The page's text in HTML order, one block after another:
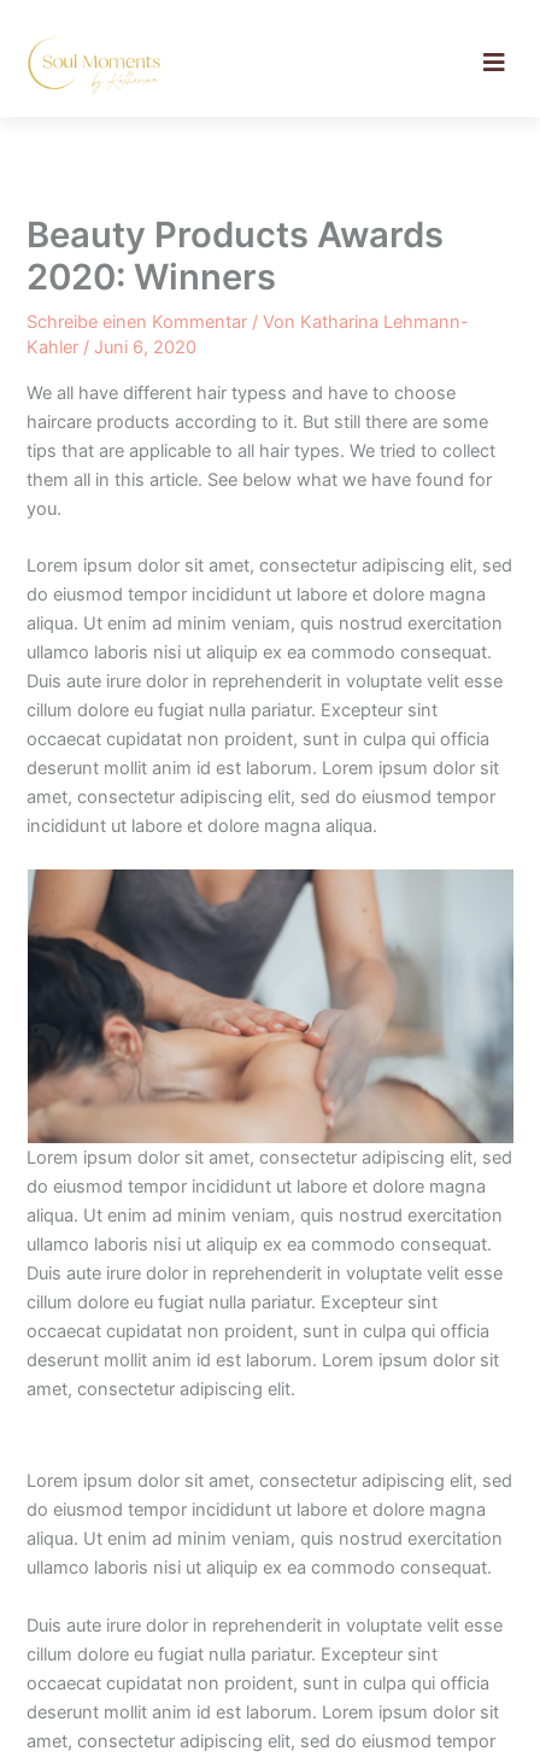
Inhalt
springen
Beauty Products Awards
2020: Winners
Schreibe einen Kommentar / Von Katharina Lehmann-
Kahler / Juni 6, 2020
We all have different hair typess and have to choose
haircare products according to it. But still there are some
tips that are applicable to all hair types. We tried to collect
them all in this article. See below what we have found for
you.
Lorem ipsum dolor sit amet, consectetur adipiscing elit, sed
do eiusmod tempor incididunt ut labore et dolore magna
aliqua. Ut enim ad minim veniam, quis nostrud exercitation
ullamco laboris nisi ut aliquip ex ea commodo consequat.
Duis aute irure dolor in reprehenderit in voluptate velit esse
cillum dolore eu fugiat nulla pariatur. Excepteur sint
occaecat cupidatat non proident, sunt in culpa qui officia
deserunt mollit anim id est laborum. Lorem ipsum dolor sit
amet, consectetur adipiscing elit, sed do eiusmod tempor
incididunt ut labore et dolore magna aliqua.
Lorem ipsum dolor sit amet, consectetur adipiscing elit, sed
do eiusmod tempor incididunt ut labore et dolore magna
aliqua. Ut enim ad minim veniam, quis nostrud exercitation
ullamco laboris nisi ut aliquip ex ea commodo consequat.
Duis aute irure dolor in reprehenderit in voluptate velit esse
cillum dolore eu fugiat nulla pariatur. Excepteur sint
occaecat cupidatat non proident, sunt in culpa qui officia
deserunt mollit anim id est laborum. Lorem ipsum dolor sit
amet, consectetur adipiscing elit.
Lorem ipsum dolor sit amet, consectetur adipiscing elit, sed
do eiusmod tempor incididunt ut labore et dolore magna
aliqua. Ut enim ad minim veniam, quis nostrud exercitation
ullamco laboris nisi ut aliquip ex ea commodo consequat.
Duis aute irure dolor in reprehenderit in voluptate velit esse
cillum dolore eu fugiat nulla pariatur. Excepteur sint
occaecat cupidatat non proident, sunt in culpa qui officia
deserunt mollit anim id est laborum. Lorem ipsum dolor sit
amet, consectetur adipiscing elit, sed do eiusmod tempor